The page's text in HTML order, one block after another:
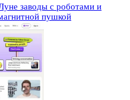
заводы с роботами и
пушкой